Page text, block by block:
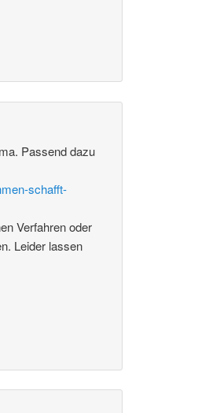
Passend dazu
schafft-
Verfahren oder
Leider lassen